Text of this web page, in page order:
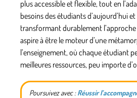
plus accessible et flexible, tout en
besoins des étudiants d’aujourd’hui
transformant durablement
aspire à être le moteur d’une
l’enseignement, où chaque étudiant
meilleures ressources, peu importe
Poursuivez avec :Réussir